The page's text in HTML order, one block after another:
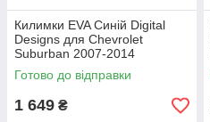
Килимки EVA Синій Digital
Designs для Chevrolet
Suburban 2007-2014
Етилвінілацетат
Готово до відправки
1 649 ₴